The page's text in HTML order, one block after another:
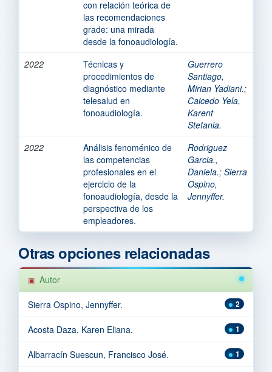
con relación teórica de
las recomendaciones
grade: una mirada
desde la fonoaudiología.
2022
Técnicas y
procedimientos de
diagnóstico mediante
telesalud en
fonoaudiología.
Guerrero
Santiago,
Mirian Yadiani.;
Caicedo Yela,
Karent
Stefania.
2022
Análisis fenoménico de
las competencias
profesionales en el
ejercicio de la
fonoaudiología, desde la
perspectiva de los
empleadores.
Rodriguez
Garcia.,
Daniela.; Sierra
Ospino,
Jennyffer.
Otras opciones relacionadas
Autor
2
Sierra Ospino, Jennyffer.
1
Acosta Daza, Karen Eliana.
1
Albarracín Suescun, Francisco José.